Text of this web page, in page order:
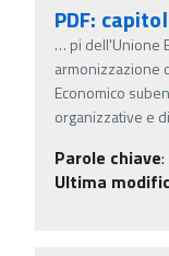
PDF:
… pi dell'Unione
armonizzazione
Economico
organizzative e
Parole chiave:
Ultima